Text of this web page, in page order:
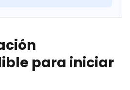
para iniciar